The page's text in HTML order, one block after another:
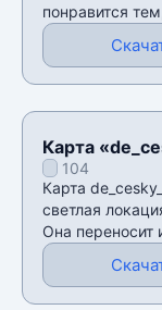
понравится
Карта
104
Карта
светлая
Она переносит